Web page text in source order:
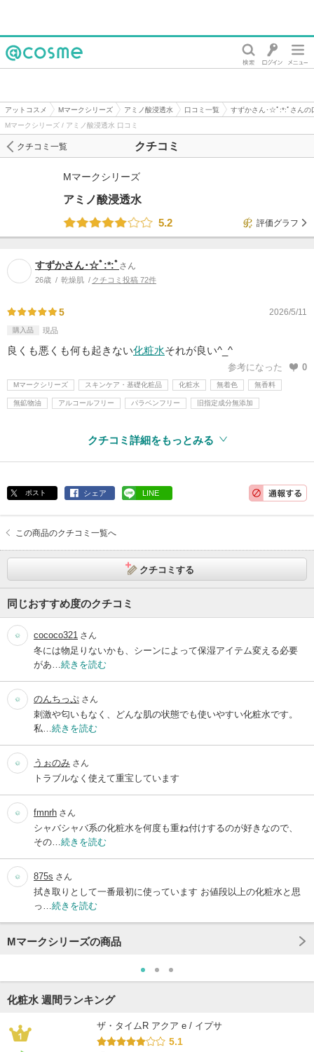
アットコスメ Mマークシリーズ アミノ酸浸透水 口コミ一覧
すずかさん･☆ﾟ:*:ﾟさんの
Mマークシリーズ / アミノ酸浸透水 口コミ
クチコミ
クチコミ一覧
Mマークシリーズ
アミノ酸浸透水
5.2
評価グラフ
すずかさん･☆ﾟ:*:ﾟ さん
26歳 乾燥肌 クチコミ投稿 72件
5 2026/5/11
購入品 現品
良くも悪くも何も起きない化粧水それが良い^_^
参考になった 0
Mマークシリーズ スキンケア・基礎化粧品 化粧水 無着色 無香料
無鉱物油 アルコールフリー パラベンフリー 旧指定成分無添加
クチコミ詳細をもっとみる
ポスト シェア LINE
この商品のクチコミ一覧へ
クチコミする
同じおすすめ度のクチコミ
cococo321 さん
冬には物足りないかも、シーンによって保湿アイテム変える必要
があ… 続きを読む
のんちっぷ さん
刺激や匂いもなく、どんな肌の状態でも使いやすい化粧水です。
私… 続きを読む
うぉのみ さん
トラブルなく使えて重宝しています
fmnrh さん
シャバシャバ系の化粧水を何度も重ね付けするのが好きなので、
その… 続きを読む
875s さん
拭き取りとして一番最初に使っています お値段以上の化粧水と思
っ… 続きを読む
Mマークシリーズの商品
化粧水 週間ランキング
ザ・タイムR アクア e / イプサ
5.1